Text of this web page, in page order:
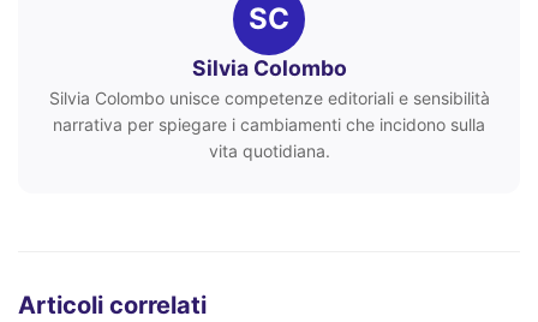
SC
Silvia Colombo
Silvia Colombo unisce competenze editoriali e sensibilità
narrativa per spiegare i cambiamenti che incidono sulla
vita quotidiana.
Articoli correlati